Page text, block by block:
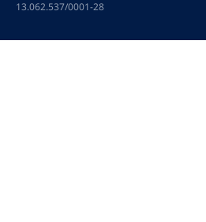
13.062.537/0001-28